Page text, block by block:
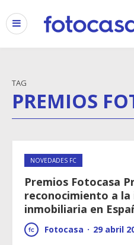
TAG
PREMIOS
NOVEDADES FC
Premios Fotocasa
reconocimiento a la
inmobiliaria en
Fotocasa · 29 abril